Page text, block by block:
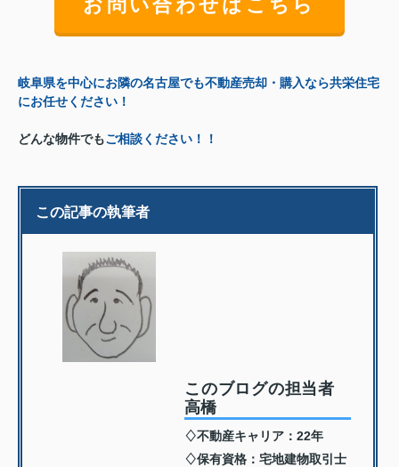
お問い合わせはこちら
岐阜県を中心にお隣の名古屋でも不動産売却・購入なら共栄住宅
にお任せください！
どんな物件でもご相談ください！！
この記事の執筆者
このブログの担当者
高橋
♢不動産キャリア：22年
♢保有資格：宅地建物取引士